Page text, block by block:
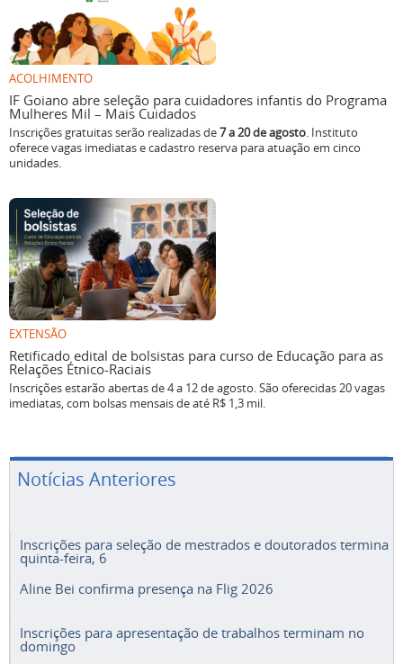
ACOLHIMENTO
IF Goiano abre seleção para cuidadores infantis do Programa
Mulheres Mil – Mais Cuidados
Inscrições gratuitas serão realizadas de7 a 20 de agosto. Instituto
oferece vagas imediatas e cadastro reserva para atuação em cinco
unidades.
EXTENSÃO
Retificado edital de bolsistas para curso de Educação para as
Relações Étnico-Raciais
Inscrições estarão abertas de 4 a 12 de agosto. São oferecidas 20 vagas
imediatas, com bolsas mensais de até R$ 1,3 mil.
Notícias Anteriores
Inscrições para seleção de mestrados e doutorados termina
quinta-feira, 6
Aline Bei confirma presença na Flig 2026
Inscrições para apresentação de trabalhos terminam no
domingo